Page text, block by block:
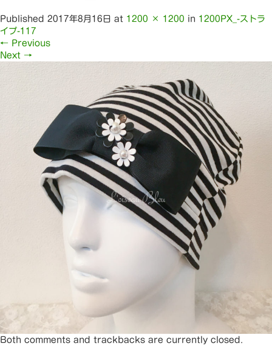
Published 2017年8月16日 at 1200 × 1200 in 1200PX_-ストラ
イプ-117
← Previous
Next →
Both comments and trackbacks are currently closed.